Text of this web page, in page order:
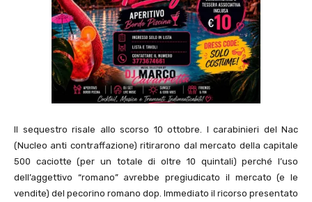
Il sequestro risale allo scorso 10 ottobre. I carabinieri del Nac
(Nucleo anti contraffazione) ritirarono dal mercato della capitale
500 caciotte (per un totale di oltre 10 quintali) perché l’uso
dell’aggettivo “romano” avrebbe pregiudicato il mercato (e le
vendite) del pecorino romano dop. Immediato il ricorso presentato